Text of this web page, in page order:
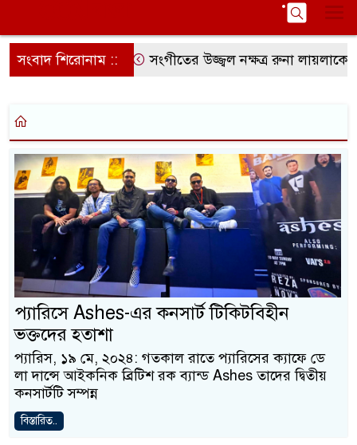
সংবাদ শিরোনাম :: সংগীতের উজ্জ্বল নক্ষত্র রুনা লায়লাকে
প্যারিসে Ashes-এর কনসার্ট টিকিটবিহীন
ভক্তদের হতাশা
প্যারিস, ১৯ মে, ২০২৪: গতকাল রাতে প্যারিসের ক্যাফে ডে
লা দান্সে আইকনিক ব্রিটিশ রক ব্যান্ড Ashes তাদের দ্বিতীয়
কনসার্টটি সম্পন্ন
বিস্তারিত..